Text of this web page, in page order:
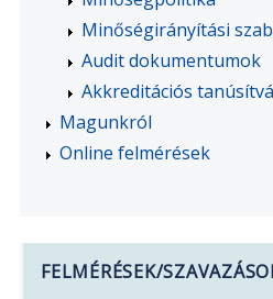
Minőségirányítási
Audit dokumentumok
Akkreditációs
Magunkról
Online felmérések
FELMÉRÉSEK/